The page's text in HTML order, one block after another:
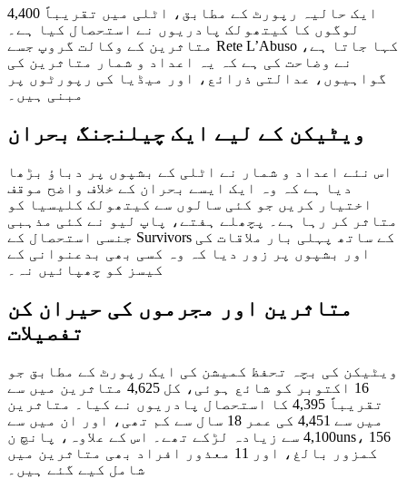
ایک حالیہ رپورٹ کے مطابق، اٹلی میں تقریباً 4,400
لوگوں کا کیتھولک پادریوں نے استحصال کیا ہے۔
متاثرین کے وکالت گروپ جسے Rete L’Abuso کہا جاتا ہے،
نے وضاحت کی ہے کہ یہ اعداد و شمار متاثرین کی
گواہیوں، عدالتی ذرائع، اور میڈیا کی رپورٹوں پر
مبنی ہیں۔
ویٹیکن کے لیے ایک چیلنجنگ بحران
اس نئے اعداد و شمار نے اٹلی کے بشپوں پر دباؤ بڑھا
دیا ہے کہ وہ ایک ایسے بحران کے خلاف واضح موقف
اختیار کریں جو کئی سالوں سے کیتھولک کلیسیا کو
متاثر کر رہا ہے۔ پچھلے ہفتے، پاپ لیو نے کئی مذہبی
جنسی استحصال کے Survivors کے ساتھ پہلی بار ملاقات کی
اور بشپوں پر زور دیا کہ وہ کسی بھی بدعنوانی کے
کیسز کو چھپائیں نہ۔
متاثرین اور مجرموں کی حیران کن
تفصیلات
ویٹیکن کی بچہ تحفظ کمیشن کی ایک رپورٹ کے مطابق جو
16 اکتوبر کو شائع ہوئی، کل 4,625 متاثرین میں سے
تقریباً 4,395 کا استحصال پادریوں نے کیا۔ متاثرین
میں سے 4,451 کی عمر 18 سال سے کم تھی، اور ان میں سے
4,100 سے زیادہ لڑکے تھے۔ اس کے علاوہ، پانچ نuns، 156
کمزور بالغ، اور 11 معذور افراد بھی متاثرین میں
شامل کیے گئے ہیں۔